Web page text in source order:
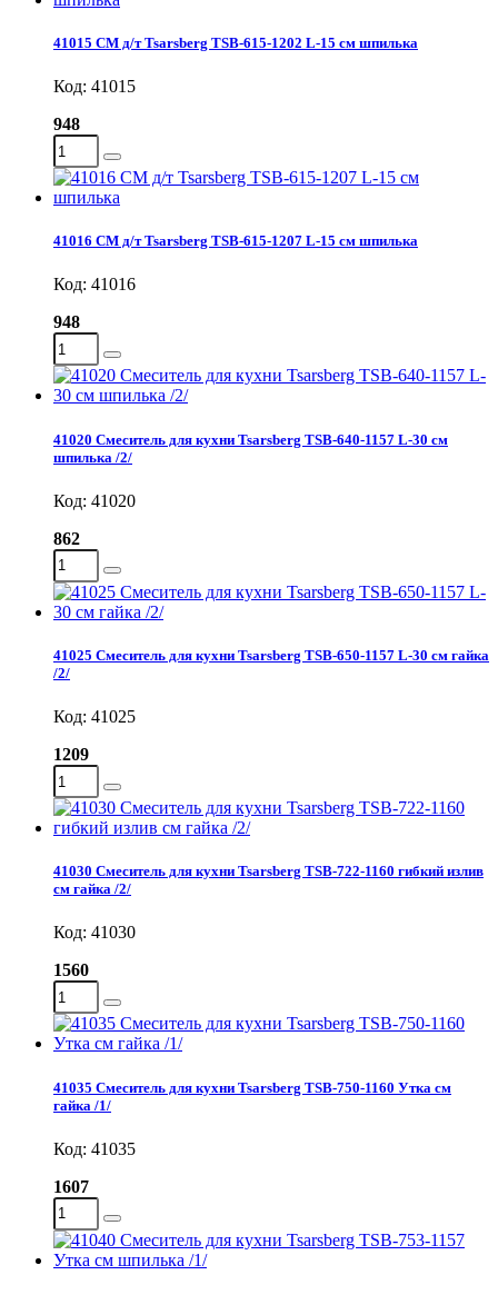
41015 СМ д/т Tsarsberg TSB-615-1202 L-15 см шпилька
Код: 41015
948
41016 СМ д/т Tsarsberg TSB-615-1207 L-15 см шпилька
Код: 41016
948
41020 Смеситель для кухни Tsarsberg TSB-640-1157 L-30 см
шпилька /2/
Код: 41020
862
41025 Смеситель для кухни Tsarsberg TSB-650-1157 L-30 см гайка
/2/
Код: 41025
1209
41030 Смеситель для кухни Tsarsberg TSB-722-1160 гибкий излив
см гайка /2/
Код: 41030
1560
41035 Смеситель для кухни Tsarsberg TSB-750-1160 Утка см
гайка /1/
Код: 41035
1607